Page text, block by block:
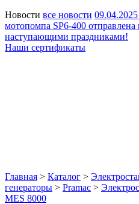
Новости все новости
мотопомпа SP6-400 отправлена
наступающими праздниками!
Наши сертификаты
Главная > Каталог >
генераторы > Pramac >
MES 8000